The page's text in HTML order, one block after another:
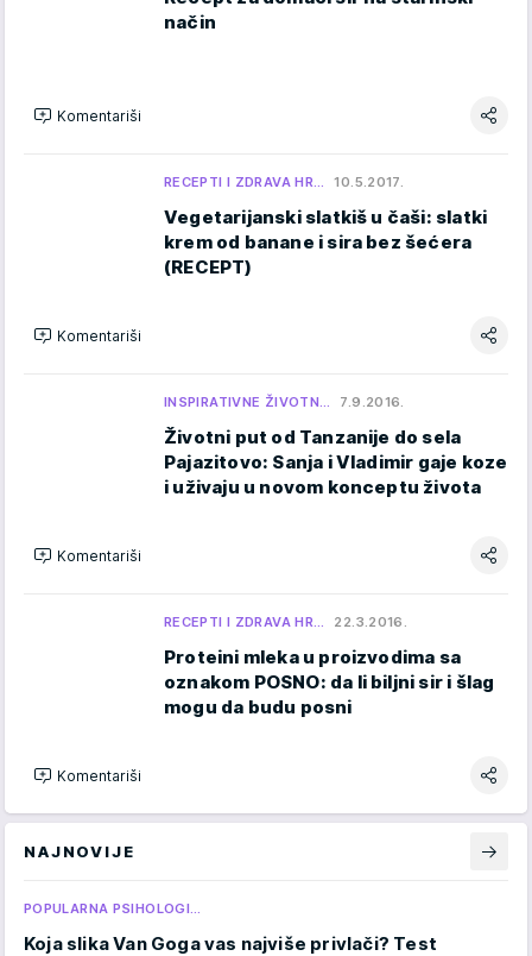
način
Komentariši
RECEPTI I ZDRAVA HR… 10.5.2017.
Vegetarijanski slatkiš u čaši: slatki
krem od banane i sira bez šećera
(RECEPT)
Komentariši
INSPIRATIVNE ŽIVOTN… 7.9.2016.
Životni put od Tanzanije do sela
Pajazitovo: Sanja i Vladimir gaje koze
i uživaju u novom konceptu života
Komentariši
RECEPTI I ZDRAVA HR… 22.3.2016.
Proteini mleka u proizvodima sa
oznakom POSNO: da li biljni sir i šlag
mogu da budu posni
Komentariši
NAJNOVIJE
POPULARNA PSIHOLOGI…
Koja slika Van Goga vas najviše privlači? Test